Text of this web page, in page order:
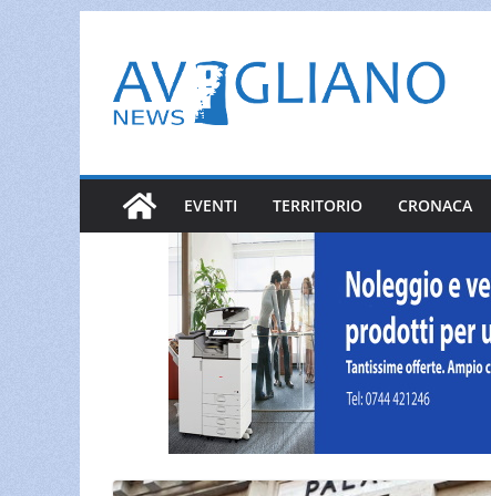
contenuto
EVENTI TERRITORIO CRONACA